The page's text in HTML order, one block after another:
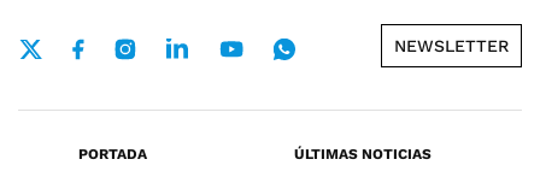
NEWSLETTER
PORTADA
ÚLTIMAS NOTICIAS